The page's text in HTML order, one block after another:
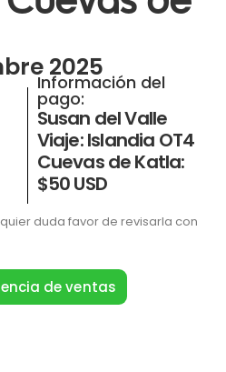
2025
Información del
pago:
Susan del Valle
Viaje: Islandia OT4
Cuevas de Katla:
$50 USD
duda favor de revisarla con
de ventas